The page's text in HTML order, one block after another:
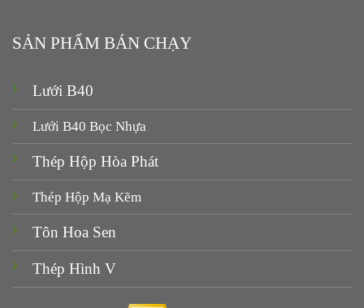
SẢN PHẨM BÁN CHẠY
Lưới B40
Lưới B40 Bọc Nhựa
Thép Hộp Hòa Phát
Thép Hộp Mạ Kẽm
Tôn Hoa Sen
Thép Hình V